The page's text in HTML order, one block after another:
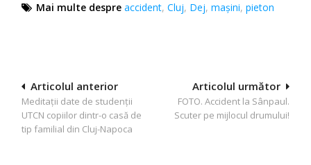
Mai multe despre accident,Cluj, Dej,mașini,pieton
Navigare
în
articole
Articolul următor
FOTO. Accident la Sânpaul.
Scuter pe mijlocul drumului!
Articolul anterior
Meditații date de studenții
UTCN copiilor dintr-o casă de
tip familial din Cluj-Napoca